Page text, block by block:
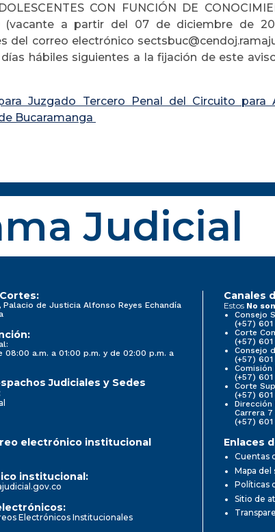
CON FUNCIÓN DE
(vacante a partir del 07 de diciembre de
del correo electrónico
hábiles siguientes a la fijación de este
Juzgado Tercero Penal del Circuito para
Bucaramanga
Judicial
Palacio de Justicia Alfonso Reyes Echandía
08:00 a.m. a 01:00 p.m. y de 02:00 p.m. a
Judiciales y Sedes
Canales
Estos No
Consejo
(+57)
Corte
(+57)
Consejo
(+57)
Comisión
(+57)
Corte
(+57)
Dirección
Carrera
(+57)
electrónico institucional
institucional:
Electrónicos Institucionales
Enlaces
Cuentas
Mapa del
Políticas
Sitio de